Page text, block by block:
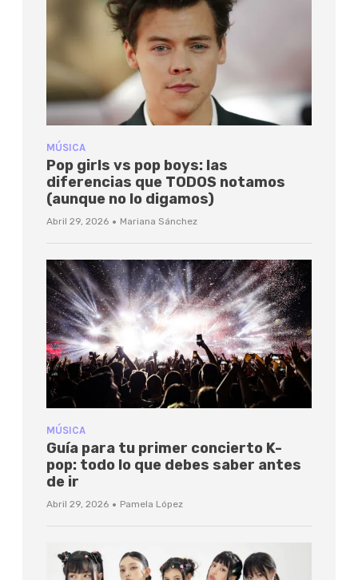
MÚSICA
Pop girls vs pop boys: las
diferencias que TODOS notamos
(aunque no lo digamos)
Abril 29, 2026 · Mariana Sánchez
MÚSICA
Guía para tu primer concierto K-
pop: todo lo que debes saber antes
de ir
Abril 29, 2026 · Pamela López